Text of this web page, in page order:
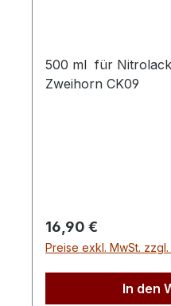
500 ml für
Zweihorn CK09
Regulärer Preis:
16,90 €
Preise exkl. MwSt.
In den